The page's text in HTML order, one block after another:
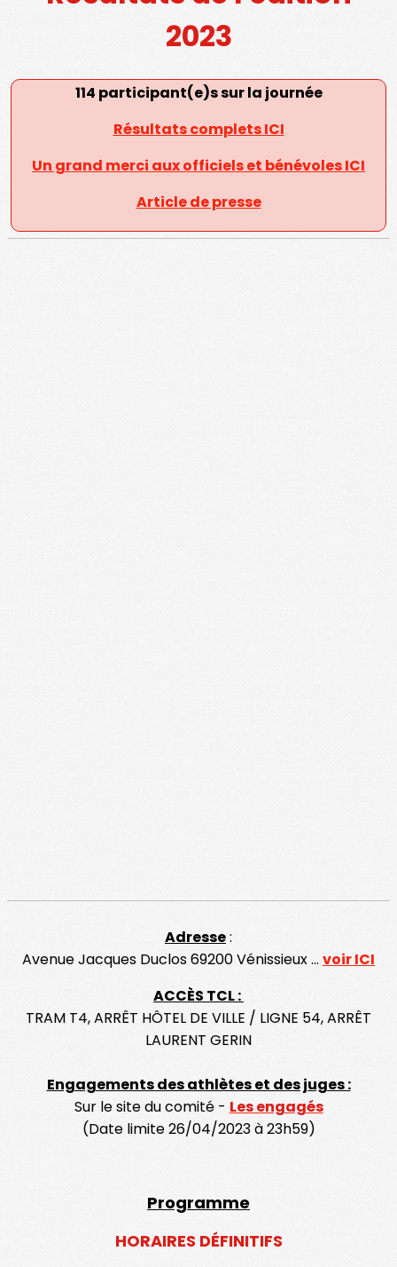
2023
114 participant(e)s sur la journée
Résultats complets ICI
Un grand merci aux officiels et bénévoles ICI
Article de presse
Adresse:
Avenue Jacques Duclos 69200 Vénissieux ... voir ICI
ACCÈS TCL :
TRAM T4, ARRÊT HÔTEL DE VILLE / LIGNE 54, ARRÊT
LAURENT GERIN
Engagements des athlètes et des juges :
Sur le site du comité - Les engagés
(Date limite 26/04/2023 à 23h59)
Programme
HORAIRES DÉFINITIFS